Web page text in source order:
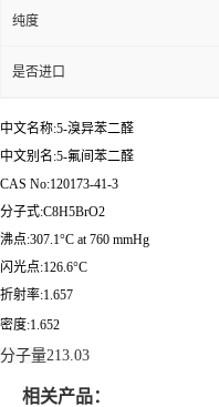
纯度
是否进口
中文名称:5-溴异苯二醛
中文别名:5-氟间苯二醛
CAS No:120173-41-3
分子式:C8H5BrO2
沸点:307.1°C at 760 mmHg
闪光点:126.6°C
折射率:1.657
密度:1.652
分子量213.03
相关产品：